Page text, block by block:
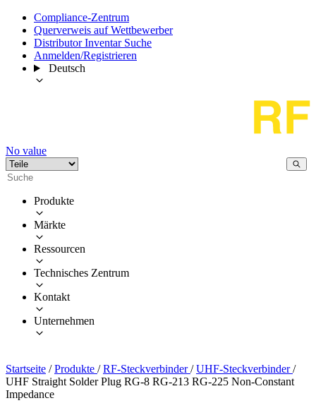
Compliance-Zentrum
Querverweis auf Wettbewerber
Distributor Inventar Suche
Anmelden/Registrieren
Deutsch
No value
Produkte
Märkte
Ressourcen
Technisches Zentrum
Kontakt
Unternehmen
Startseite / Produkte / RF-Steckverbinder/ UHF-Steckverbinder/
UHF Straight Solder Plug RG-8 RG-213 RG-225 Non-Constant
Impedance